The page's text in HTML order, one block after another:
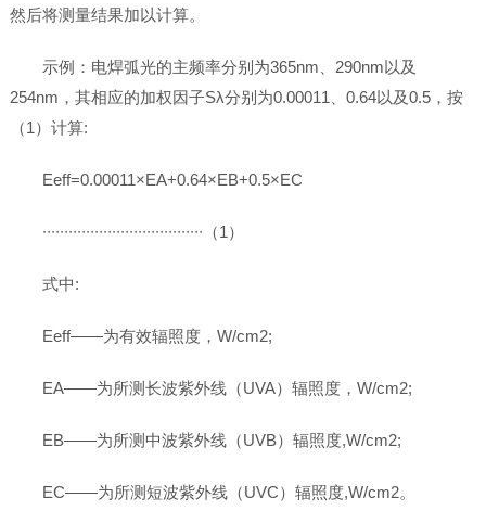
然后将测量结果加以计算。
示例：电焊弧光的主频率分别为365nm、290nm以及
254nm，其相应的加权因子Sλ分别为0.00011、0.64以及0.5，按
（1）计算:
Eeff=0.00011×EA+0.64×EB+0.5×EC
∙∙∙∙∙∙∙∙∙∙∙∙∙∙∙∙∙∙∙∙∙∙∙∙∙∙∙∙∙∙∙∙∙∙∙∙∙（1）
式中:
Eeff——为有效辐照度，W/cm2;
EA——为所测长波紫外线（UVA）辐照度，W/cm2;
EB——为所测中波紫外线（UVB）辐照度,W/cm2;
EC——为所测短波紫外线（UVC）辐照度,W/cm2。